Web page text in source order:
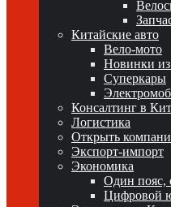
Китайские авто
Вело-мото
Новинки
Суперкары
Консалтинг в
Логистика
Открыть
Экспорт-импорт
Экономика
Один пояс,
Цифровой